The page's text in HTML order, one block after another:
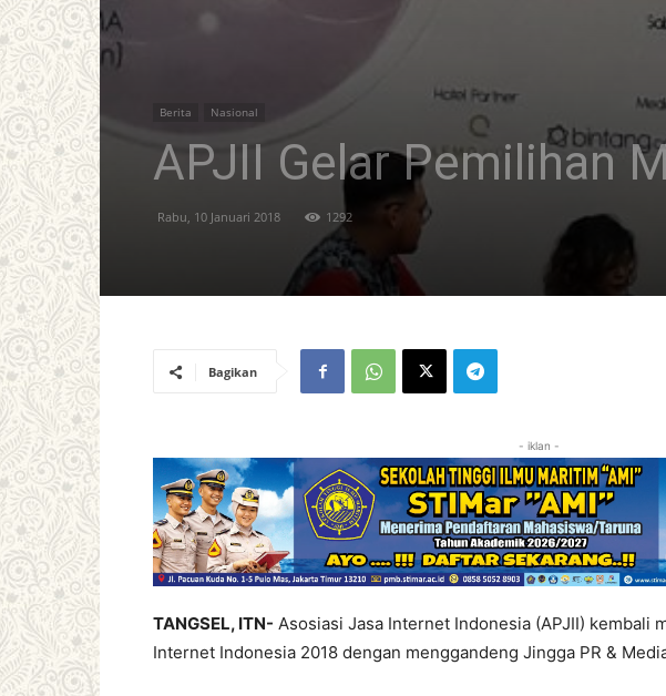
Berita Nasional
APJII Gelar Pemilihan
Rabu, 10 Januari 2018 1292
Bagikan
- iklan -
TANGSEL, ITN- Asosiasi Jasa Internet Indonesia (APJII) kembali
Internet Indonesia 2018 dengan menggandeng Jingga PR &